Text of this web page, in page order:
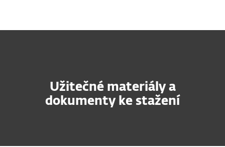
Užitečné materiály a
dokumenty ke stažení